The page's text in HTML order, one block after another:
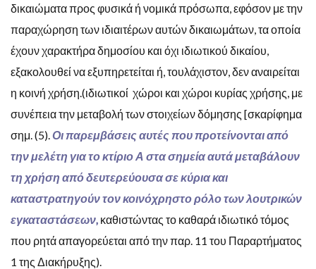
δικαιώματα προς φυσικά ή νομικά πρόσωπα, εφόσον με την
παραχώρηση των ιδιαιτέρων αυτών δικαιωμάτων, τα οποία
έχουν χαρακτήρα δημοσίου και όχι ιδιωτικού δικαίου,
εξακολουθεί να εξυπηρετείται ή, τουλάχιστον, δεν αναιρείται
η κοινή χρήση.(ιδιωτικοί χώροι και χώροι κυρίας χρήσης, με
συνέπεια την μεταβολή των στοιχείων δόμησης [σκαρίφημα
σημ. (5). Οι παρεμβάσεις αυτές που προτείνονται από
την μελέτη για το κτίριο Α στα σημεία αυτά μεταβάλουν
τη χρήση από δευτερεύουσα σε κύρια και
καταστρατηγούν τον κοινόχρηστο ρόλο των λουτρικών
εγκαταστάσεων, καθιστώντας το καθαρά ιδιωτικό τόμος
που ρητά απαγορεύεται από την παρ. 11 του Παραρτήματος
1 της Διακήρυξης).